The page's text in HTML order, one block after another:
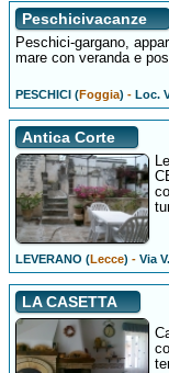
Peschicivacanze
Peschici-gargano,
mare con veranda e
PESCHICI (Foggia) -Loc.
Antica Corte
LEVERANO (Lecce) -Via
LA CASETTA